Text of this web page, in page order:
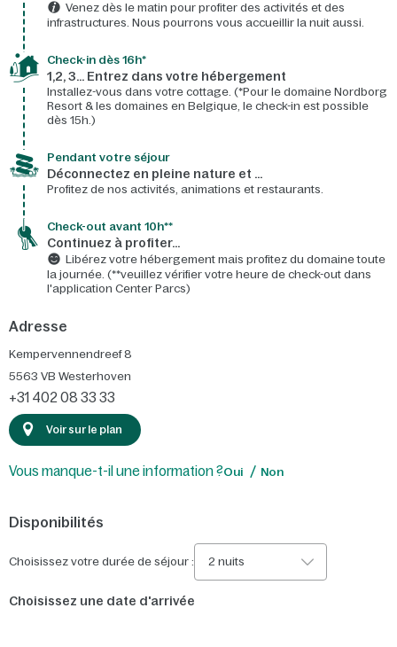
Venez dès le matin pour profiter des activités et des
infrastructures. Nous pourrons vous accueillir la nuit aussi.
Check-in dès 16h*​
1,2, 3… Entrez dans votre hébergement
Installez-vous dans votre cottage. (*Pour le domaine Nordborg
Resort & les domaines en Belgique, le check-in est possible
dès 15h.)
Pendant votre séjour
Déconnectez en pleine nature et …
Profitez de nos activités, animations et restaurants.
Check-out avant 10h**
Continuez à profiter…
Libérez votre hébergement mais profitez du domaine toute
la journée. (**veuillez vérifier votre heure de check-out dans
l'application Center Parcs)
Adresse
Kempervennendreef 8
5563 VB Westerhoven
+31 402 08 33 33
Voir sur le plan
Vous manque-t-il une information ?Oui Non
Disponibilités
Choisissez votre durée de séjour : 2 nuits
Choisissez une date d'arrivée